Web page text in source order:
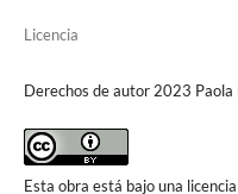
Licencia
Derechos de autor 2023
Esta obra está bajo una